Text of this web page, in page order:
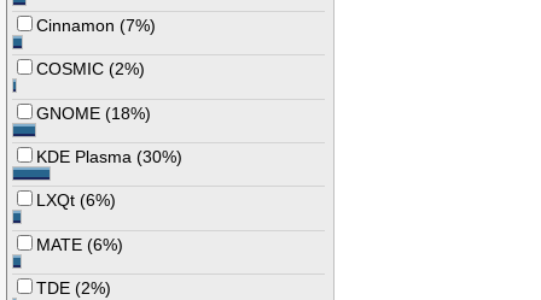
Cinnamon (7%)
COSMIC (2%)
GNOME (18%)
KDE Plasma (30%)
LXQt (6%)
MATE (6%)
TDE (2%)